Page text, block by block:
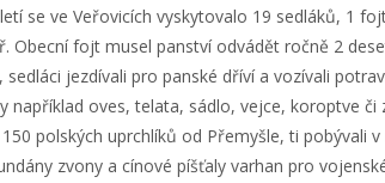
se ve Veřovicích vyskytovalo 19 sedláků, 1
Obecní fojt musel panství odvádět ročně 2
jezdívali pro panské dříví a vozívali
například oves, telata, sádlo, vejce, koroptve
polských uprchlíků od Přemyšle, ti pobývali
zvony a cínové píšťaly varhan pro